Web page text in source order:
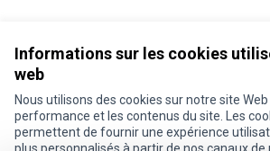
Informations sur les cookies
web
Nous utilisons des cookies sur notre site
performance et les contenus du site. Les
permettent de fournir une expérience
Conditions d'utilisation
Paramètres des cookies
Je participe ! sur X
Je participe ! sur Facebook
Je participe ! sur Instagram